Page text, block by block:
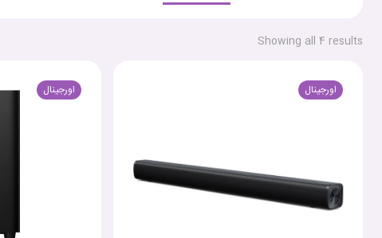
Showing all 4 results
اورجینال اورجینال